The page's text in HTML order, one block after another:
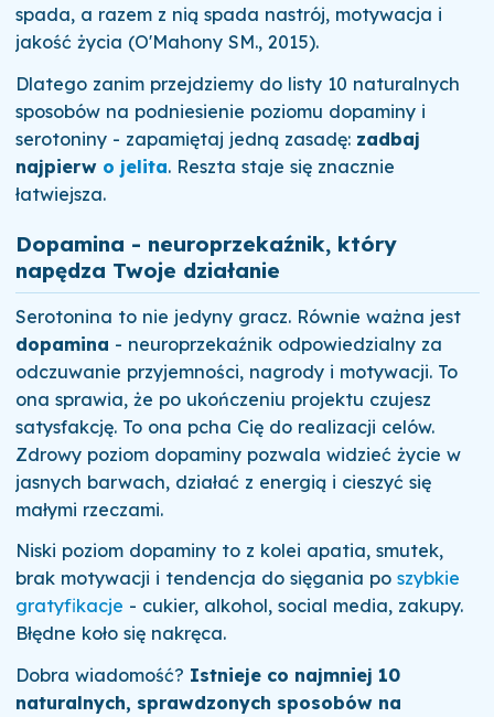
spada, a razem z nią spada nastrój, motywacja i
jakość życia (O'Mahony SM., 2015).
Dlatego zanim przejdziemy do listy 10 naturalnych
sposobów na podniesienie poziomu dopaminy i
serotoniny - zapamiętaj jedną zasadę: zadbaj
najpierw o jelita. Reszta staje się znacznie
łatwiejsza.
Dopamina - neuroprzekaźnik, który
napędza Twoje działanie
Serotonina to nie jedyny gracz. Równie ważna jest
dopamina - neuroprzekaźnik odpowiedzialny za
odczuwanie przyjemności, nagrody i motywacji. To
ona sprawia, że po ukończeniu projektu czujesz
satysfakcję. To ona pcha Cię do realizacji celów.
Zdrowy poziom dopaminy pozwala widzieć życie w
jasnych barwach, działać z energią i cieszyć się
małymi rzeczami.
Niski poziom dopaminy to z kolei apatia, smutek,
brak motywacji i tendencja do sięgania po szybkie
gratyfikacje - cukier, alkohol, social media, zakupy.
Błędne koło się nakręca.
Dobra wiadomość? Istnieje co najmniej 10
naturalnych, sprawdzonych sposobów na